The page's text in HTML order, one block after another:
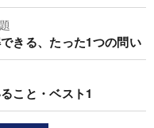
きる、たった1つの問い
こと・ベスト1